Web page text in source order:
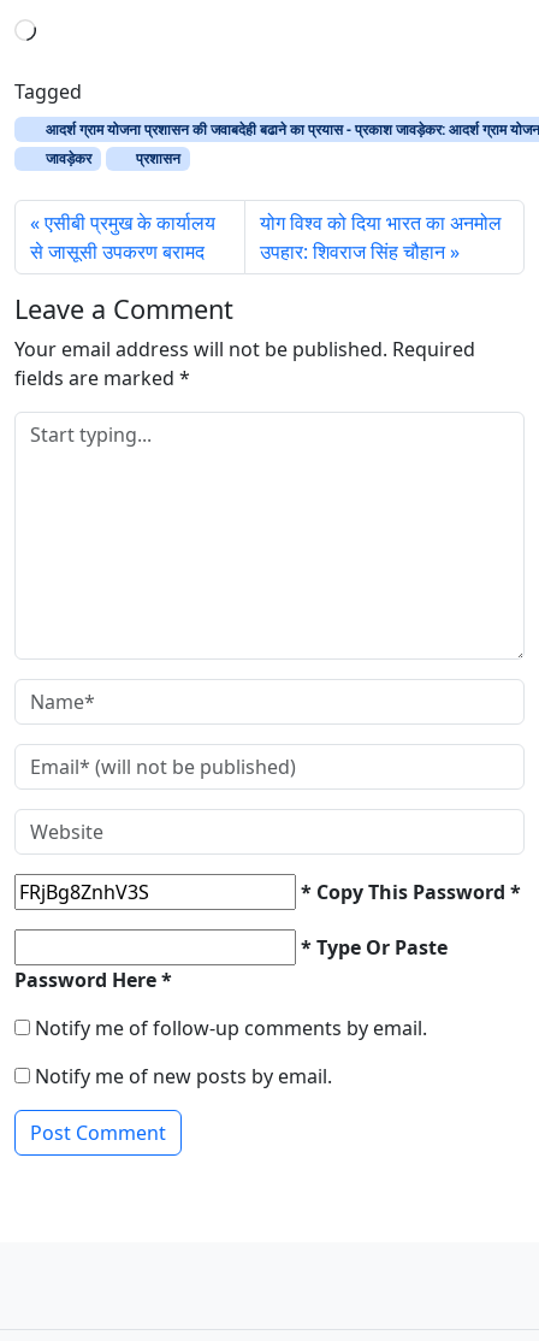
L
a
d
i
n
g
…
Tagged
आदर्श ग्राम योजना प्रशासन की जवाबदेही बढाने का प्रयास - प्रकाश जावड़ेकर: आदर्श ग्राम
जावड़ेकर
प्रशासन
एसीबी प्रमुख के कार्यालय
से जासूसी उपकरण बरामद
योग विश्व को दिया भारत का अनमोल
उपहार: शिवराज सिंह चौहान
Leave a Comment
Your email address will not be published. Required
fields are marked *
* Copy This Password *
* Type Or Paste
Password Here *
Notify me of follow-up comments by email.
Notify me of new posts by email.